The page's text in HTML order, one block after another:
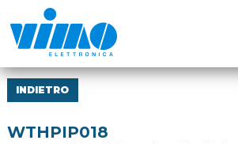
INDIETRO
WTHPIP018